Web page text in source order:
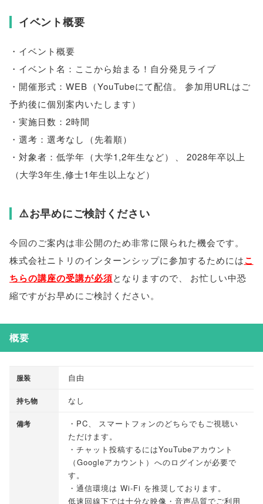
イベント概要
・イベント概要
・イベント名：ここから始まる！自分発見ライブ
・開催形式：WEB （YouTubeにて配信。
参加用URLはご
予約後に個別案内いたします）
・実施日数：2時間
・選考：選考なし
（先着順）
・対象者：低学年 （大学1,2年生など） 、
2028年卒以上
（大学3年生,修士1年生以上など）
⚠️お早めにご検討ください
今回のご案内は非公開のため非常に限られた機会です。
株式会社ニトリのインターンシップに参加するためにはこ
ちらの講座の受講が必須となりますので
お忙しい中恐
縮ですがお早めにご検討ください。
概要
服装 自由
持ち物 なし
備考 ・PC
スマートフォンのどちらでもご視聴い
ただけます 。
・チャット投稿するにはYouTubeアカウント
（Googleアカウント ） へのログインが必要で
す 。
・通信環境は Wi-Fi を推奨しております 。
低速回線下では十分な映像・音声品質でご利用